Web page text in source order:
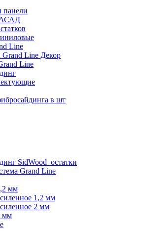
панели
Line
Grand Line Декор
Line
в шт
SidWood_остатки
Grand Line
мм
1,2 мм
2 мм
мм